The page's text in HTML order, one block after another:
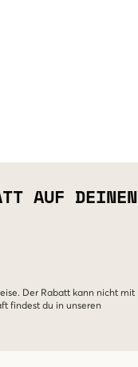
AUF DEINEN
Der Rabatt kann nicht mit
findest du in unseren